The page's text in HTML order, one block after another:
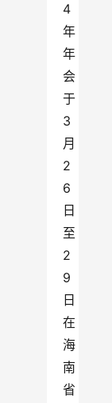
4
年
年
会
于
3
月
2
6
日
至
2
9
日
在
海
南
省